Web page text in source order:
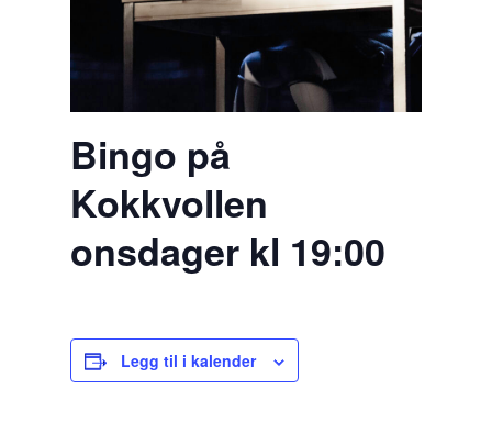
Bingo på
Kokkvollen
onsdager kl 19:00
Legg til i kalender